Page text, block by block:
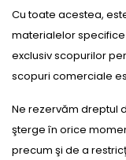
Cu toate acestea,
materialelor
exclusiv scopurilor
scopuri comerciale
Ne rezervăm dreptul
şterge în orice
precum şi de a